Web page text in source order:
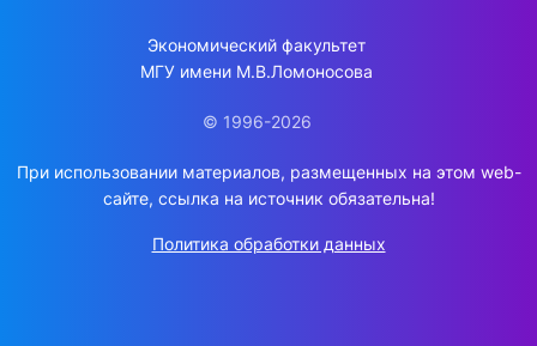
Экономический факультет
МГУ имени М.В.Ломоносова
© 1996-2026
При использовании материалов, размещенных на этом web-
сайте, ссылка на источник обязательна!
Политика обработки данных